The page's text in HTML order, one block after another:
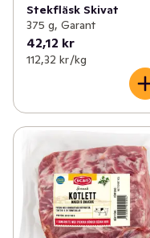
Stekfläsk Skivat
375 g, Garant
42,12 kr
112,32 kr /kg